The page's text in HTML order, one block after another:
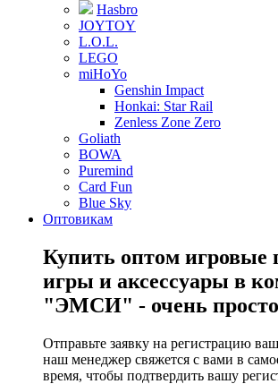
Hasbro
JOYTOY
L.O.L.
LEGO
miHoYo
Genshin Impact
Honkai: Star Rail
Zenless Zone Zero
Goliath
BOWA
Puremind
Card Fun
Blue Sky
Оптовикам
Купить оптом игровые
игры и аксессуары в
"ЭМСИ" - очень
Отправьте заявку на регистрацию
наш менеджер свяжется с вами в
время, чтобы подтвердить вашу